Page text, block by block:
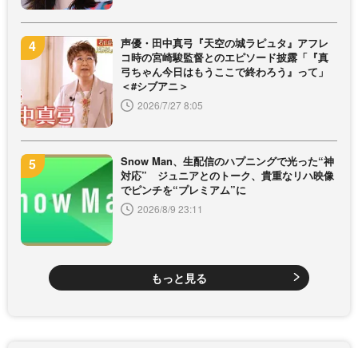
声優・田中真弓『天空の城ラピュタ』アフレ
コ時の宮崎駿監督とのエピソード披露「『真
弓ちゃん今日はもうここで終わろう』って」
＜#シブアニ＞
2026/7/27 8:05
Snow Man、生配信のハプニングで光った“神
対応” ジュニアとのトーク、貴重なリハ映像
でピンチを“プレミアム”に
2026/8/9 23:11
もっと見る